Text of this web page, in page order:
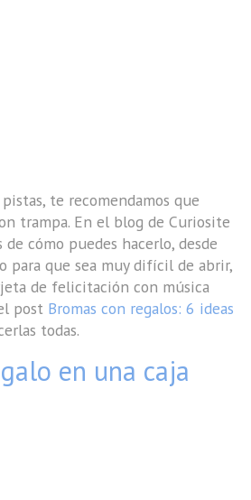
te recomendamos que
trampa. En el blog de Curiosite
de cómo puedes hacerlo, desde
para que sea muy difícil de abrir,
de felicitación con música
post Bromas con regalos: 6 ideas
todas.
en una caja